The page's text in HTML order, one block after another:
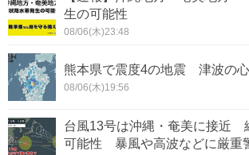
生の可能性
08/06(木)23:48
熊本県で震度4の地震 津波の
08/06(木)19:56
台風13号は沖縄・奄美に接近
可能性 暴風や高波などに厳重